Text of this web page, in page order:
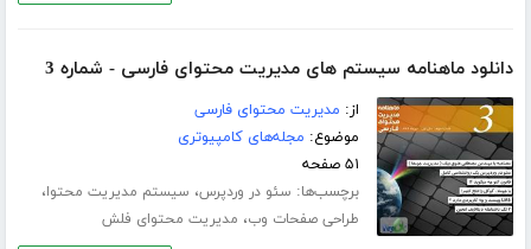
دانلود ماهنامه سیستم های مدیریت محتوای فارسی - شماره 3
از: مدیریت محتوای فارسی
موضوع: مجله‌های کامپیوتری
۵۱ صفحه
برچسب‌ها: سئو در وردپرس، سیستم مدیریت محتوا،
طراحی صفحات وب، مدیریت محتوای فلش